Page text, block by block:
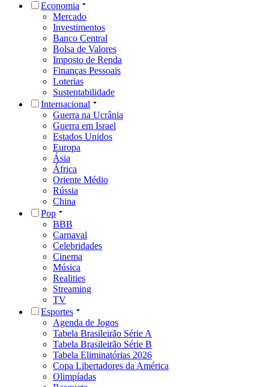
Economia
Mercado
Investimentos
Banco Central
Bolsa de Valores
Imposto de Renda
Finanças Pessoais
Loterias
Sustentabilidade
Internacional
Guerra na Ucrânia
Guerra em Israel
Estados Unidos
Europa
Ásia
África
Oriente Médio
Rússia
China
Pop
BBB
Carnaval
Celebridades
Cinema
Música
Realities
Streaming
TV
Esportes
Agenda de Jogos
Tabela Brasileirão Série A
Tabela Brasileirão Série B
Tabela Eliminatórias 2026
Copa Libertadores da América
Olimpíadas